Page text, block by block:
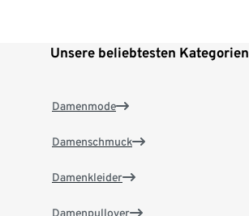
Unsere beliebtesten Kategorien
Damenmode
Damenschmuck
Damenkleider
Damenpullover